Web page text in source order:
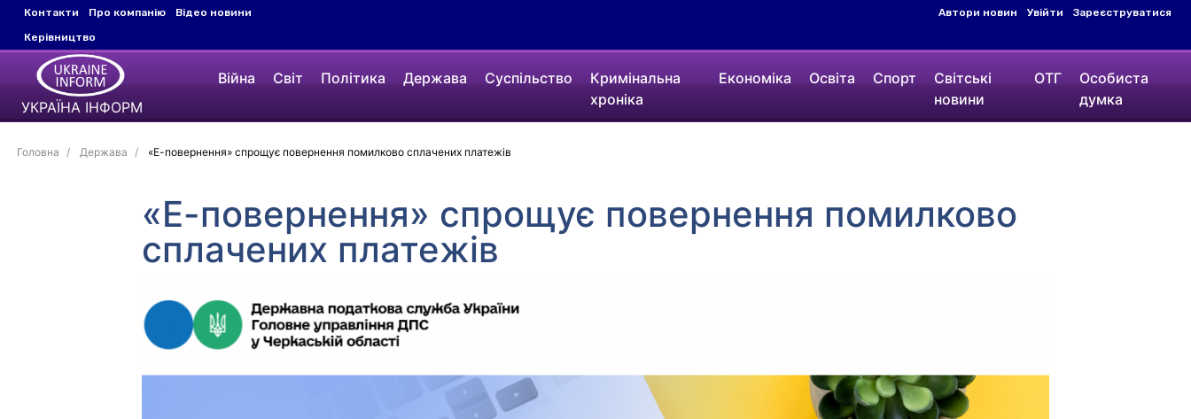
Контакти Про компанію
Відео новини
Керівництво
Автори новин Увійти Зареєструватися
УКРАЇНА ІНФОРМ
Війна Світ Політика Держава Суспільство
Кримінальна
хроніка
Економіка Освіта Спорт
Світські
новини
ОТГ
Особиста
думка
Головна Держава «Е-повернення» спрощує повернення помилково сплачених платежів
«Е-повернення» спрощує повернення помилково
сплачених платежів